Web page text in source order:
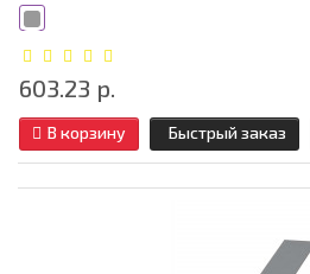
603.23 р.
В корзину Быстрый заказ